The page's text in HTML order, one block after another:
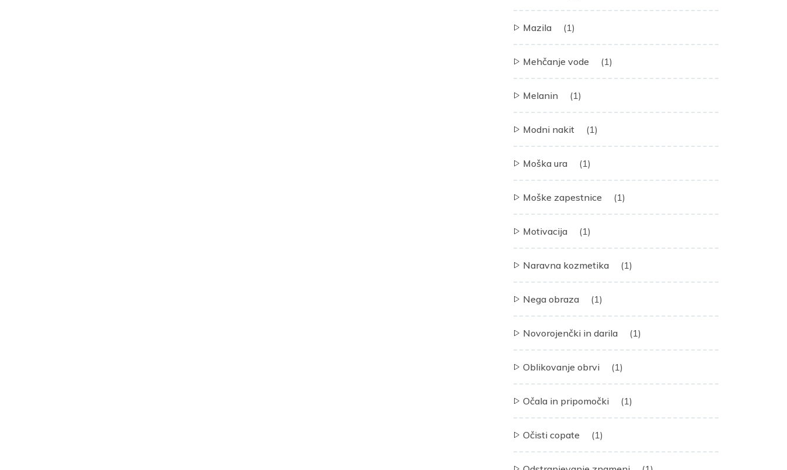
Mazila (1)
Mehčanje vode (1)
Melanin (1)
Modni nakit (1)
Moška ura (1)
Moške zapestnice (1)
Motivacija (1)
Naravna kozmetika (1)
Nega obraza (1)
Novorojenčki in darila (1)
Oblikovanje obrvi (1)
Očala in pripomočki (1)
Očisti copate (1)